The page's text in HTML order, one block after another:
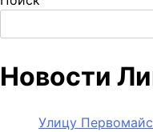
Новости
Улицу